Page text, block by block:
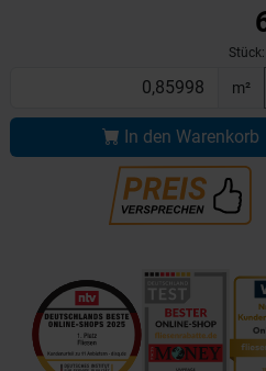
Stück:
m²
In den Warenkorb